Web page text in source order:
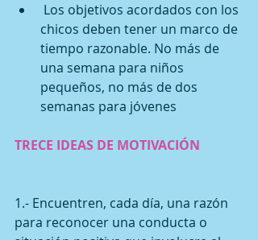
chicos deben tener un marco de
tiempo razonable. No más de
una semana para niños
pequeños, no más de dos
semanas para jóvenes
TRECE IDEAS DE MOTIVACIÓN
1.- Encuentren, cada día, una razón
para reconocer una conducta o